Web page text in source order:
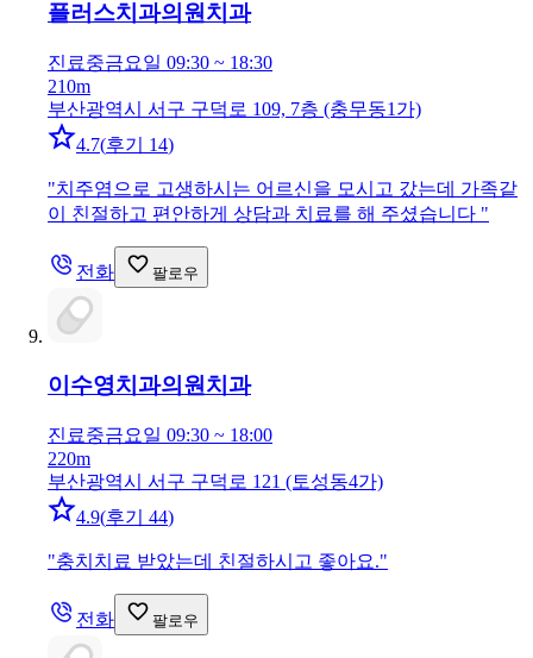
플러스치과의원치과
진료중금요일 09:30 ~ 18:30
210m
부산광역시 서구 구덕로 109, 7층 (충무동1가)
4.7(후기 14)
"치주염으로 고생하시는 어르신을 모시고 갔는데 가족같
이 친절하고 편안하게 상담과 치료를 해 주셨습니다 "
전화 팔로우
이수영치과의원 치과
진료중금요일 09:30 ~ 18:00
220m
부산광역시 서구 구덕로 121 (토성동4가)
4.9(후기 44)
"충치치료 받았는데 친절하시고 좋아요."
전화 팔로우